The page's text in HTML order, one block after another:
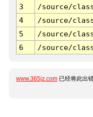
3 /source/
4
/source/
5
/source/
6
/source/
www.365jz.com 已经将此出